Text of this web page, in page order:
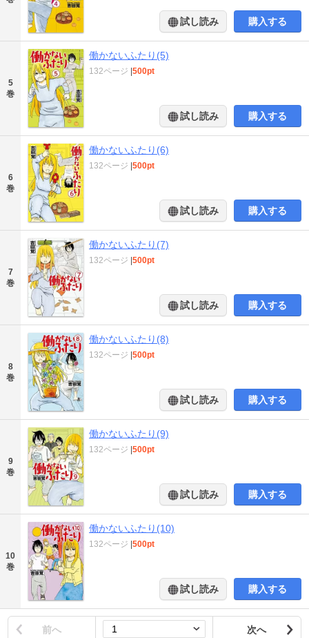
試し読み 購入する
5
巻
働かないふたり(5)
132ページ |500pt
試し読み 購入する
6
巻
働かないふたり(6)
132ページ |500pt
試し読み 購入する
7
巻
働かないふたり(7)
132ページ |500pt
試し読み 購入する
8
巻
働かないふたり(8)
132ページ |500pt
試し読み 購入する
9
巻
働かないふたり(9)
132ページ |500pt
試し読み 購入する
10
巻
働かないふたり(10)
132ページ |500pt
試し読み 購入する
前へ 次へ